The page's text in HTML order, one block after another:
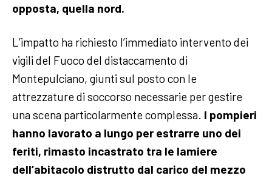
opposta, quella nord.
L’impatto ha richiesto l’immediato intervento dei
vigili del Fuoco del distaccamento di
Montepulciano, giunti sul posto con le
attrezzature di soccorso necessarie per gestire
una scena particolarmente complessa. I pompieri
hanno lavorato a lungo per estrarre uno dei
feriti, rimasto incastrato tra le lamiere
dell’abitacolo distrutto dal carico del mezzo